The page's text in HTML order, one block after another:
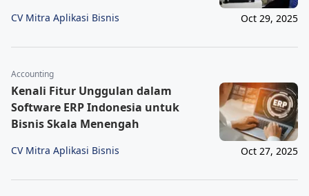
CV Mitra Aplikasi Bisnis Oct 29, 2025
Accounting
Kenali Fitur Unggulan dalam
Software ERP Indonesia untuk
Bisnis Skala Menengah
CV Mitra Aplikasi Bisnis Oct 27, 2025